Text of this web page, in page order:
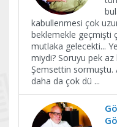
kabullenmesi çok
beklemekle geçmişti
mutlaka gelecekti...
miydi? Soruyu pek
Şemsettin sormuştu.
daha da çok dü ...